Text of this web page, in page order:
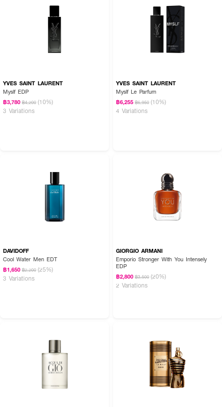
YVES SAINT LAURENT
Myslf EDP
฿3,780 ฿4,200 (10%)
3 Variations
YVES SAINT LAURENT
Myslf Le Parfum
฿6,255 ฿6,950 (10%)
4 Variations
DAVIDOFF
Cool Water Men EDT
฿1,650 ฿2,200 (25%)
3 Variations
GIORGIO ARMANI
Emporio Stronger With You Intensely
EDP
฿2,800 ฿3,500 (20%)
2 Variations